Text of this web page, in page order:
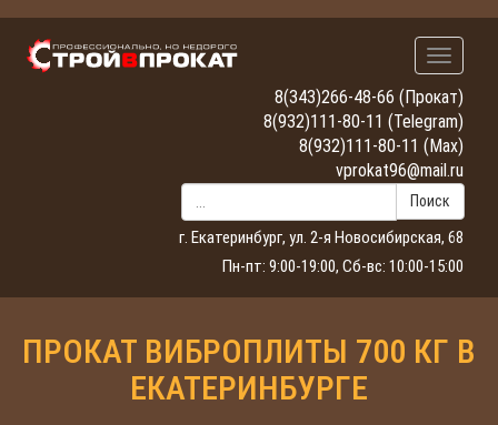
8(343)266-48-66 (Прокат)
8(932)111-80-11 (Telegram)
8(932)111-80-11 (Max)
vprokat96@mail.ru
Поиск
г. Екатеринбург, ул. 2-я Новосибирская, 68
Пн-пт: 9:00-19:00, Сб-вс: 10:00-15:00
ПРОКАТ ВИБРОПЛИТЫ 700 КГ В
ЕКАТЕРИНБУРГЕ